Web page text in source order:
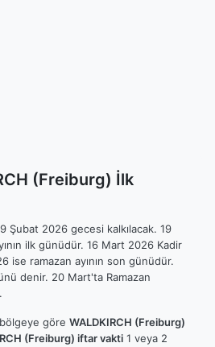
(Freiburg) İlk
Şubat 2026 gecesi kalkılacak. 19
ilk günüdür. 16 Mart 2026 Kadir
ise ramazan ayının son günüdür.
denir. 20 Mart'ta Ramazan
göre WALDKIRCH (Freiburg)
(Freiburg) iftar vakti 1 veya 2